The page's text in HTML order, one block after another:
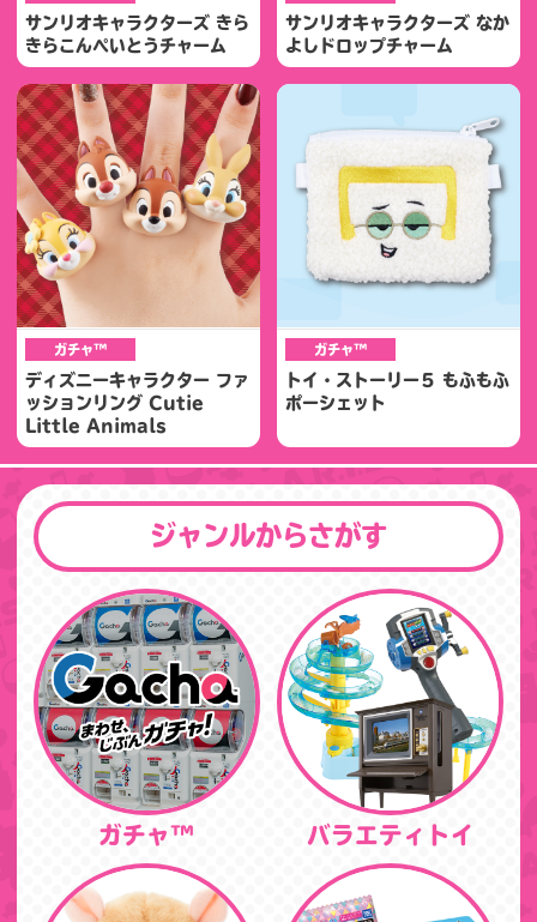
サンリオキャラクターズ きら
きらこんぺいとうチャーム
サンリオキャラクターズ なか
よしドロップチャーム
ガチャ™
ディズニーキャラクター ファ
ッションリング Cutie
Little Animals
ガチャ™
トイ・ストーリー５ もふもふ
ポーシェット
ジャンルからさがす
ガチャ™ バラエティトイ